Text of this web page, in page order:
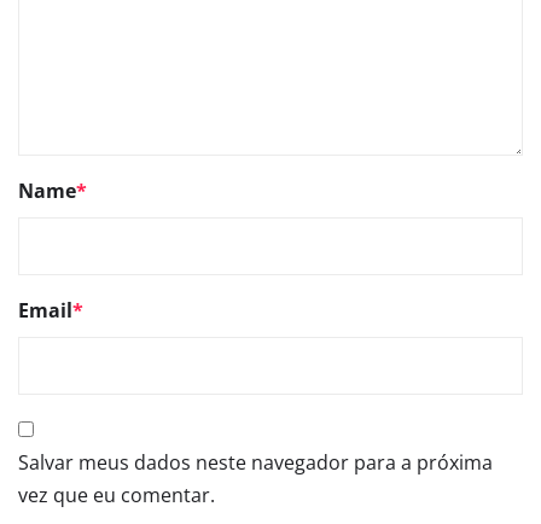
Name*
Email*
Salvar meus dados neste navegador para a próxima
vez que eu comentar.